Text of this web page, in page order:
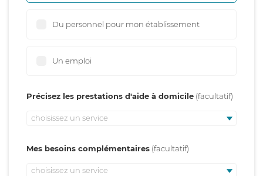
Du personnel pour mon établissement
Un emploi
Précisez les prestations d'aide à domicile
choisissez un service
Mes besoins complémentaires
choisissez un service